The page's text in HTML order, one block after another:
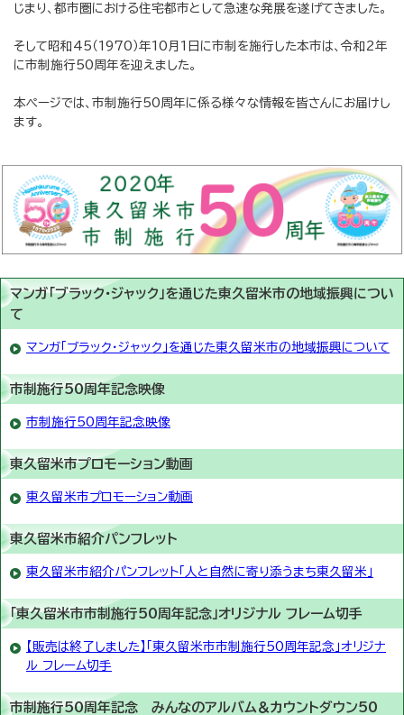
じまり、都市圏における住宅都市として急速な発展を遂げてきました。
そして昭和45（1970）年10月1日に市制を施行した本市は、令和2年
に市制施行50周年を迎えました。
本ページでは、市制施行50周年に係る様々な情報を皆さんにお届けし
ます。
マンガ「ブラック・ジャック」を通じた東久留米市の地域振興につい
て
マンガ「ブラック・ジャック」を通じた東久留米市の地域振興について
市制施行50周年記念映像
市制施行50周年記念映像
東久留米市プロモーション動画
東久留米市プロモーション動画
東久留米市紹介パンフレット
東久留米市紹介パンフレット「人と自然に寄り添うまち東久留米」
「東久留米市市制施行50周年記念」オリジナル フレーム切手
【販売は終了しました】「東久留米市市制施行50周年記念」オリジナ
ル フレーム切手
市制施行50周年記念 みんなのアルバム＆カウントダウン50